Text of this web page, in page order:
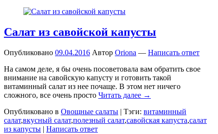
Салат из савойской капусты
Опубликовано 09.04.2016 Автор Oriona — Написать ответ
На самом деле, я бы очень посоветовала вам обратить свое
внимание на савойскую капусту и готовить такой
витаминный салат из нее почаще. В этом нет ничего
сложного, все очень просто Читать далее →
Опубликовано в Овощные салаты | Тэги: витаминный
салат,вкусный салат,полезный салат,савойская капуста,салат
из капусты | Написать ответ